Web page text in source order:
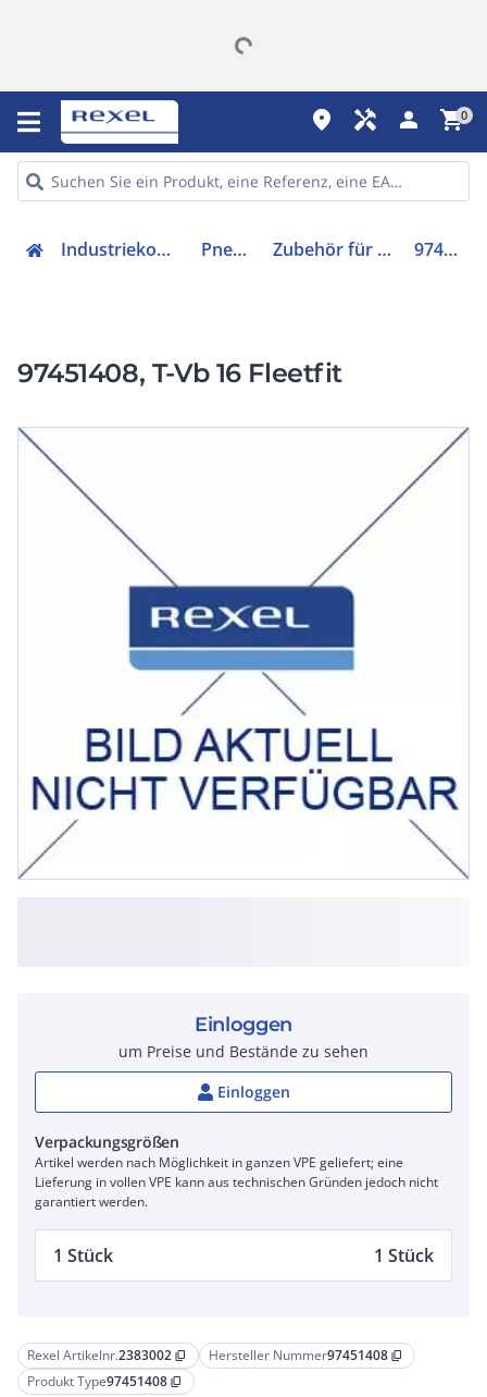
place handyman person shopping_cart0
Industriekomponenten Pneumatik Zubehör für Pneumatik 97451408
97451408, T-Vb 16 Fleetfit
Rexel Artikelnr.2383002 content_copy Hersteller Nummer97451408 content_copy
Produkt Type97451408 content_copy
Einloggen
um Preise und Bestände zu sehen
Einloggen
Verpackungsgrößen
Artikel werden nach Möglichkeit in ganzen VPE geliefert; eine
Lieferung in vollen VPE kann aus technischen Gründen jedoch nicht
garantiert werden.
1 Stück 1 Stück